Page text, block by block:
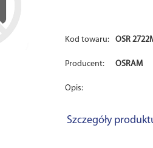
Kod towaru: OSR
Producent: OSRAM
Opis:
Szczegóły